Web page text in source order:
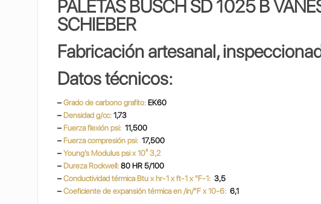
PALETAS BUSCH SD 1025 B
SCHIEBER
Fabricación artesanal,
Datos técnicos:
–Grado de carbono grafito: EK60
–Densidad g/cc: 1,73
–Fuerza flexión psi: 11,500
–Fuerza compresión psi: 17,500
–Young’s Modulus psi x 10³ 3,2
–Dureza Rockwell: 80 HR 5/100
– Conductividad térmica Btu x hr-1 x ft-1 x °F-1: 3,5
–Coeficiente de expansión térmica en /in/°F x 10-6: 6,1